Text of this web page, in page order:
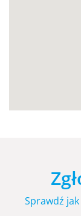
Sprawdź